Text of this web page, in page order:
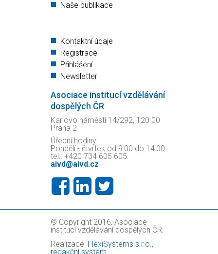
Naše publikace
Kontaktní údaje
Registrace
Přihlášení
Newsletter
Asociace institucí vzdělávání
dospělých ČR
Karlovo náměstí 14/292, 120 00
Praha 2
Úřední hodiny:
Pondělí - čtvrtek od 9:00 do 14:00
tel.: +420 734 605 605
aivd@aivd.cz
© Copyright 2016, Asociace
institucí vzdělávání dospělých ČR.
Realizace: FlexiSystems s.r.o.,
redakční systém